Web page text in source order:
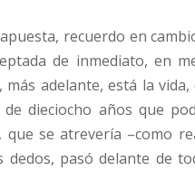
recuerdo en
de inmediato, en
adelante, está la
dieciocho años que
que se atrevería –como
dedos, pasó delante de